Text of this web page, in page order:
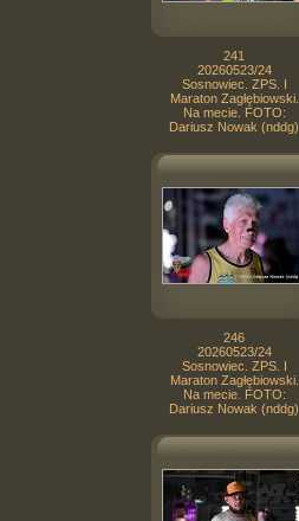
241
20260523/24
Sosnowiec. ZPS. I
Maraton Zagłębiowski.
Na mecie. FOTO:
Dariusz Nowak (nddg)
246
20260523/24
Sosnowiec. ZPS. I
Maraton Zagłębiowski.
Na mecie. FOTO:
Dariusz Nowak (nddg)